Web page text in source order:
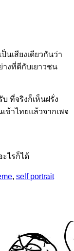
ป็นเสียงเดียวกันว่า
างที่ดีกับเยาวชน
บ ที่จริงก็เห็นฝรั่ง
ข้าไทยแล้วจากเพจ
ะไรก็ได้
, self portrait